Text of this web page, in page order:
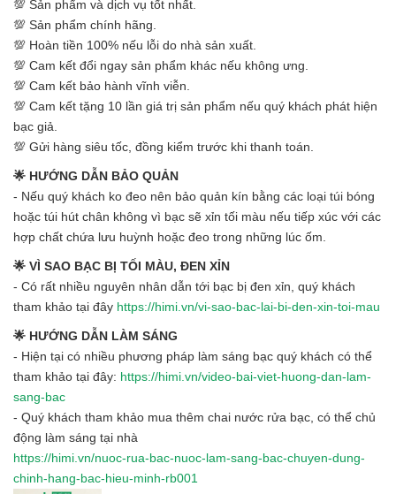
💯 Sản phẩm và dịch vụ tốt nhất.
💯 Sản phẩm chính hãng.
💯 Hoàn tiền 100% nếu lỗi do nhà sản xuất.
💯 Cam kết đổi ngay sản phẩm khác nếu không ưng.
💯 Cam kết bảo hành vĩnh viễn.
💯 Cam kết tặng 10 lần giá trị sản phẩm nếu quý khách phát hiện
bạc giả.
💯 Gửi hàng siêu tốc, đồng kiểm trước khi thanh toán.
🌟 HƯỚNG DẪN BẢO QUẢN
- Nếu quý khách ko đeo nên bảo quản kín bằng các loại túi bóng
hoặc túi hút chân không vì bạc sẽ xỉn tối màu nếu tiếp xúc với các
hợp chất chứa lưu huỳnh hoặc đeo trong những lúc ốm.
🌟 VÌ SAO BẠC BỊ TỐI MÀU, ĐEN XỈN
- Có rất nhiều nguyên nhân dẫn tới bạc bị đen xỉn, quý khách
tham khảo tại đây https://himi.vn/vi-sao-bac-lai-bi-den-xin-toi-mau
🌟 HƯỚNG DẪN LÀM SÁNG
- Hiện tại có nhiều phương pháp làm sáng bạc quý khách có thể
tham khảo tại đây: https://himi.vn/video-bai-viet-huong-dan-lam-
sang-bac
- Quý khách tham khảo mua thêm chai nước rửa bạc, có thể chủ
động làm sáng tại nhà
https://himi.vn/nuoc-rua-bac-nuoc-lam-sang-bac-chuyen-dung-
chinh-hang-bac-hieu-minh-rb001